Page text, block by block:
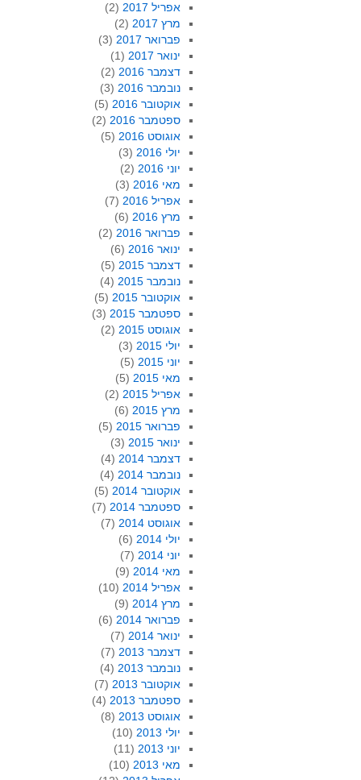
אפריל 2017
(2)
מרץ 2017
(2)
פברואר 2017
(3)
ינואר 2017
(1)
דצמבר 2016
(2)
נובמבר 2016
(3)
אוקטובר 2016
(5)
ספטמבר 2016
(2)
אוגוסט 2016
(5)
יולי 2016
(3)
יוני 2016
(2)
מאי 2016
(3)
אפריל 2016
(7)
מרץ 2016
(6)
פברואר 2016
(2)
ינואר 2016
(6)
דצמבר 2015
(5)
נובמבר 2015
(4)
אוקטובר 2015
(5)
ספטמבר 2015
(3)
אוגוסט 2015
(2)
יולי 2015
(3)
יוני 2015
(5)
מאי 2015
(5)
אפריל 2015
(2)
מרץ 2015
(6)
פברואר 2015
(5)
ינואר 2015
(3)
דצמבר 2014
(4)
נובמבר 2014
(4)
אוקטובר 2014
(5)
ספטמבר 2014
(7)
אוגוסט 2014
(7)
יולי 2014
(6)
יוני 2014
(7)
מאי 2014
(9)
אפריל 2014
(10)
מרץ 2014
(9)
פברואר 2014
(6)
ינואר 2014
(7)
דצמבר 2013
(7)
נובמבר 2013
(4)
אוקטובר 2013
(7)
ספטמבר 2013
(4)
אוגוסט 2013
(8)
יולי 2013
(10)
יוני 2013
(11)
מאי 2013
(10)